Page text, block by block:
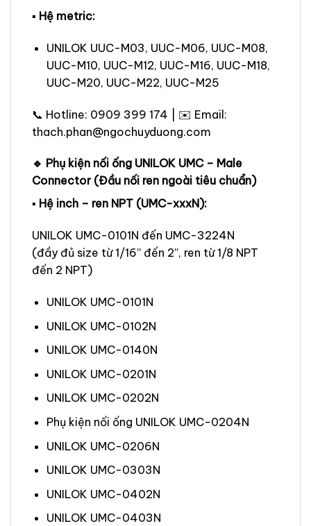
▪ Hệ metric:
UNILOK UUC-M03, UUC-M06, UUC-M08,
UUC-M10, UUC-M12, UUC-M16, UUC-M18,
UUC-M20, UUC-M22, UUC-M25
📞 Hotline: 0909 399 174 | ✉️ Email:
thach.phan@ngochuyduong.com
🔹 Phụ kiện nối ống UNILOK UMC – Male
Connector (Đầu nối ren ngoài tiêu chuẩn)
▪ Hệ inch – ren NPT (UMC-xxxN):
UNILOK UMC-0101N đến UMC-3224N
(đầy đủ size từ 1/16” đến 2”, ren từ 1/8 NPT
đến 2 NPT)
UNILOK UMC-0101N
UNILOK UMC-0102N
UNILOK UMC-0140N
UNILOK UMC-0201N
UNILOK UMC-0202N
Phụ kiện nối ống UNILOK UMC-0204N
UNILOK UMC-0206N
UNILOK UMC-0303N
UNILOK UMC-0402N
UNILOK UMC-0403N